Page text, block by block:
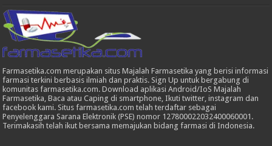
Farmasetika.com merupakan situs Majalah Farmasetika yang berisi informasi
farmasi terkini berbasis ilmiah dan praktis. Sign Up untuk bergabung di
komunitas farmasetika.com. Download aplikasi Android/IoS Majalah
Farmasetika, Baca atau Caping di smartphone, Ikuti twitter, instagram dan
facebook kami. Situs farmasetika.com telah terdaftar sebagai
Penyelenggara Sarana Elektronik (PSE) nomor 127800022032400060001.
Terimakasih telah ikut bersama memajukan bidang farmasi di Indonesia.